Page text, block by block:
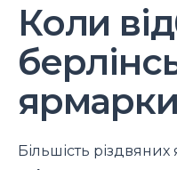
Коли
Більшість